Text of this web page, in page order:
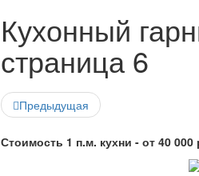
Кухонный
страница 6
Предыдущая
Стоимость 1 п.м. кухни - от 40 000